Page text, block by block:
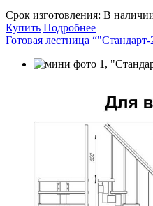
Срок изготовления: В
Купить Подробнее
Готовая лестница